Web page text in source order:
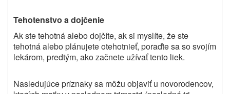
Tehotenstvo a dojčenie
Ak ste tehotná alebo dojčíte, ak si myslíte, že ste
tehotná alebo plánujete otehotnieť, poraďte sa so svojím
lekárom, predtým, ako začnete užívať tento liek.
Nasledujúce príznaky sa môžu objaviť u novorodencov,